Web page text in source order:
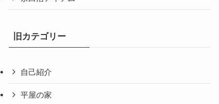
旧カテゴリー
自己紹介
平屋の家